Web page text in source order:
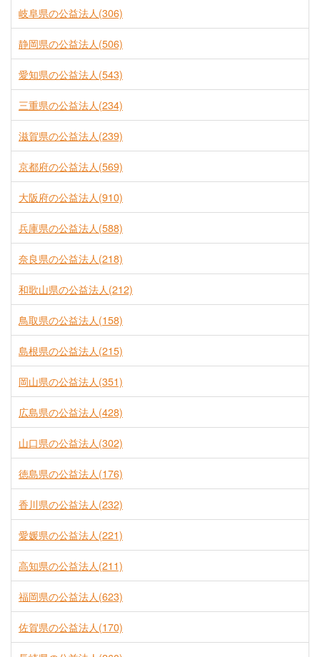
岐阜県の公益法人(306)
静岡県の公益法人(506)
愛知県の公益法人(543)
三重県の公益法人(234)
滋賀県の公益法人(239)
京都府の公益法人(569)
大阪府の公益法人(910)
兵庫県の公益法人(588)
奈良県の公益法人(218)
和歌山県の公益法人(212)
鳥取県の公益法人(158)
島根県の公益法人(215)
岡山県の公益法人(351)
広島県の公益法人(428)
山口県の公益法人(302)
徳島県の公益法人(176)
香川県の公益法人(232)
愛媛県の公益法人(221)
高知県の公益法人(211)
福岡県の公益法人(623)
佐賀県の公益法人(170)